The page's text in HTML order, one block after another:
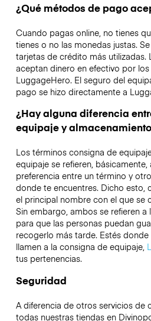
¿Qué métodos de pago
Cuando pagas online, no tienes
tienes o no las monedas justas.
tarjetas de crédito más utilizadas.
aceptan dinero en efectivo por
LuggageHero. El seguro del
pago se hizo directamente a
¿Hay alguna diferencia
equipaje y
Los términos consigna de
equipaje se refieren,
preferencia entre un término y
donde te encuentres. Dicho esto,
el principal nombre con el que se
Sin embargo, ambos se refieren a
para que las personas puedan
recogerlo más tarde. Estés
llamen a la consigna de equipaje,
tus pertenencias.
Seguridad
A diferencia de otros servicios de
todas nuestras tiendas en